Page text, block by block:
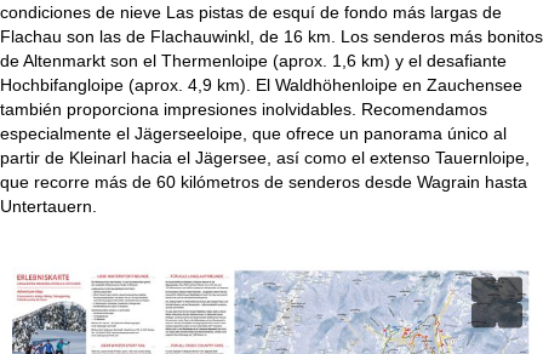
i
p
a
l
condiciones de nieve Las pistas de esquí de fondo más largas de
Flachau son las de Flachauwinkl, de 16 km. Los senderos más bonitos
de Altenmarkt son el Thermenloipe (aprox. 1,6 km) y el desafiante
Hochbifangloipe (aprox. 4,9 km). El Waldhöhenloipe en Zauchensee
también proporciona impresiones inolvidables. Recomendamos
especialmente el Jägerseeloipe, que ofrece un panorama único al
partir de Kleinarl hacia el Jägersee, así como el extenso Tauernloipe,
que recorre más de 60 kilómetros de senderos desde Wagrain hasta
Untertauern.